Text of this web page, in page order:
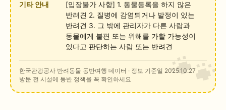
기타 안내
[입장불가 사항] 1. 동물등록을 하지 않은
반려견 2. 질병에 감염되거나 발정이 있는
반려견 3. 그 밖에 관리자가 다른 사람과
동물에게 불편 또는 위해를 가할 가능성이
있다고 판단하는 사람 또는 반려견
한국관광공사 반려동물 동반여행 데이터 · 정보 기준일 2025.10.27
방문 전 시설에 동반 정책을 꼭 확인하세요